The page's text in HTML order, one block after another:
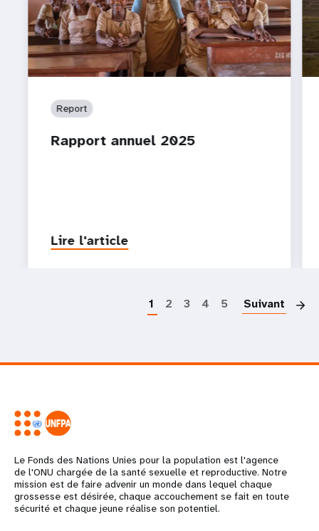
Report
Rapport annuel 2025
Lire l'article
1 2 3 4 5 Suivant
Le Fonds des Nations Unies pour la population est l'agence
de l'ONU chargée de la santé sexuelle et reproductive. Notre
mission est de faire advenir un monde dans lequel chaque
grossesse est désirée, chaque accouchement se fait en toute
sécurité et chaque jeune réalise son potentiel.